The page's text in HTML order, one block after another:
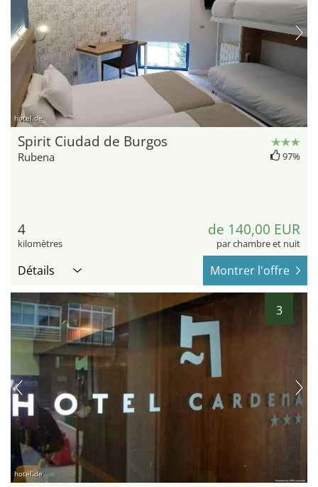
hotel.de
Spirit Ciudad de Burgos
Rubena 97%
4
kilomètres
de 140,00 EUR
par chambre et nuit
Détails Montrer l'offre
3
hotel.de